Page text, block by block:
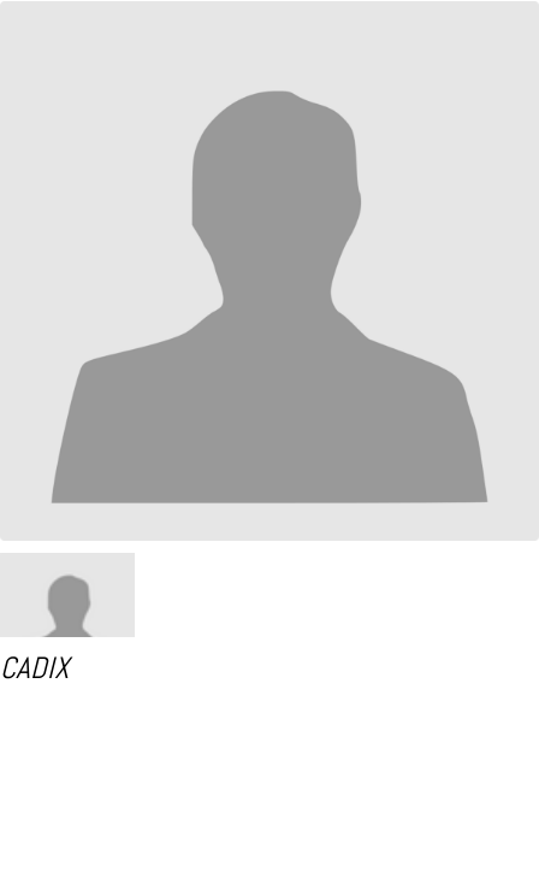
CADIX